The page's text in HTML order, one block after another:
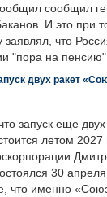
сообщил
И это при
заявлял, что
"пора на
двух ракет
запуск еще двух
летом 2027
30
что именно